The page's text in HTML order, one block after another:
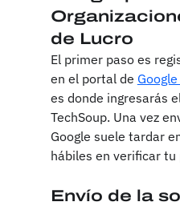
de Lucro
El primer paso es
en el portal de
es donde ingresarás
TechSoup. Una vez
Google suele tardar
hábiles en verificar tu
Envío de la